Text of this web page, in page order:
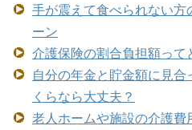
手が震えて食べられない
ーン
介護保険の割合負担額って
自分の年金と貯金額に見
くらなら大丈夫？
老人ホームや施設の介護費